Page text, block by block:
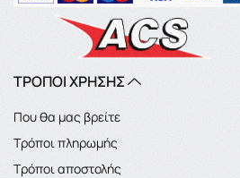
ΤΡΟΠΟΙ ΧΡΗΣΗΣ
Που θα μας βρείτε
Τρόποι πληρωμής
Τρόποι αποστολής